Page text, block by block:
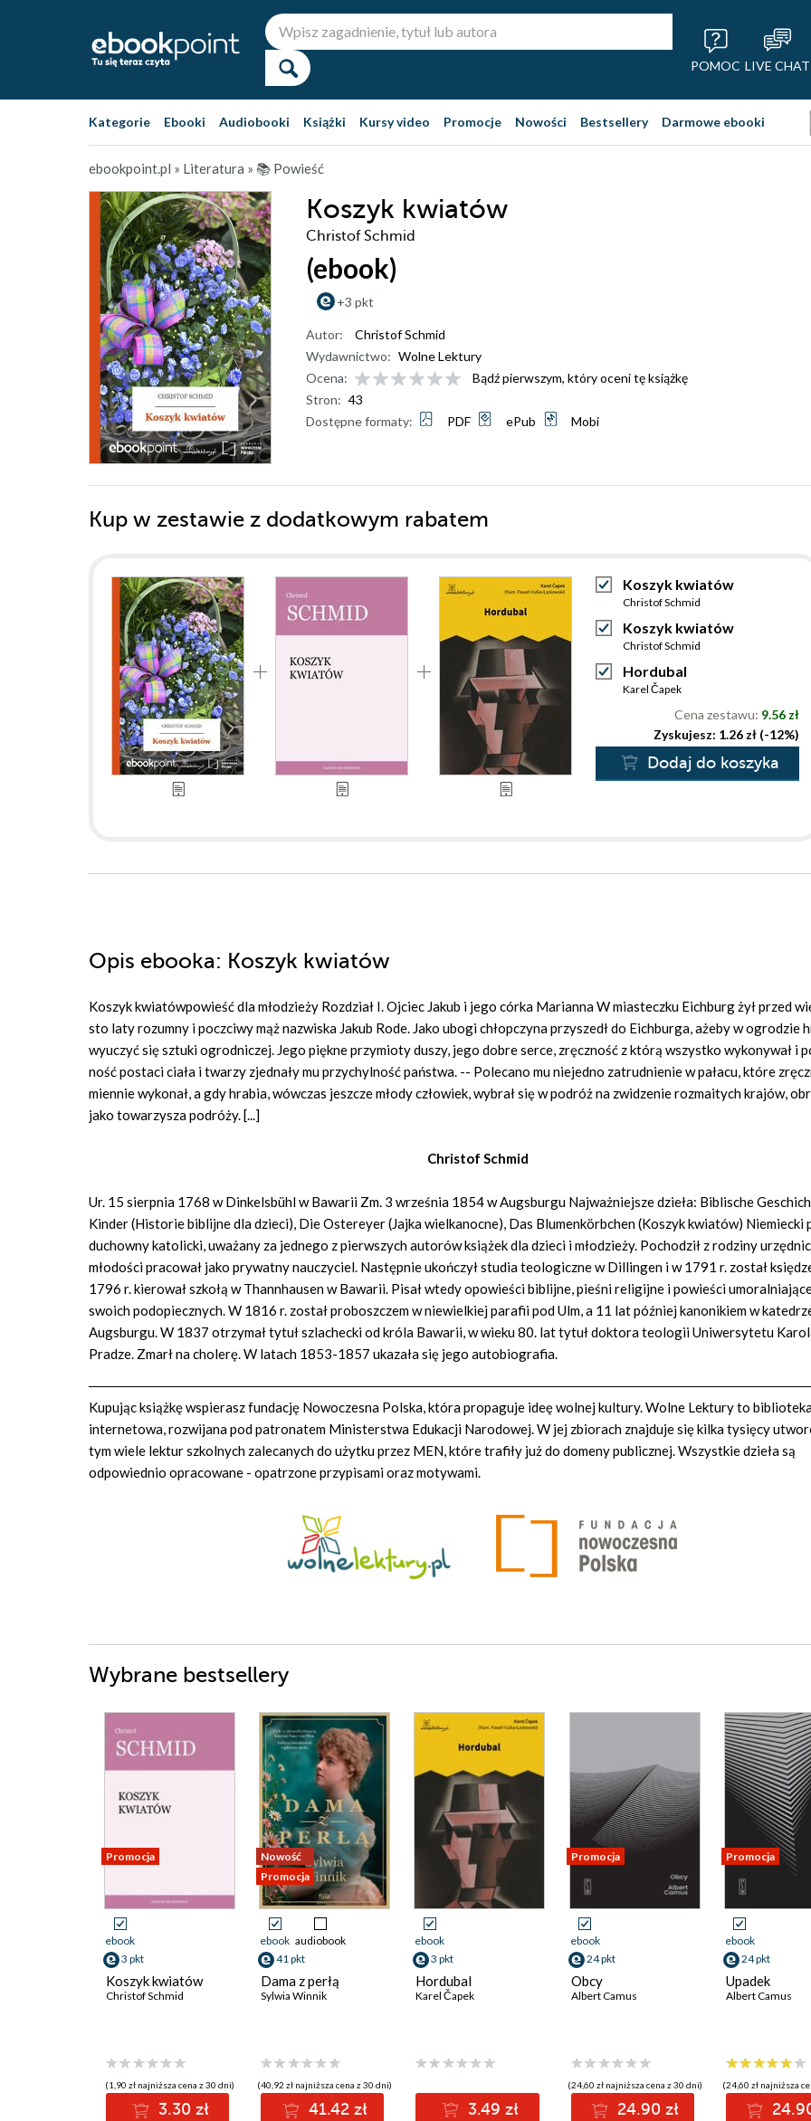
POMOC LIVE CHAT
Kategorie Ebooki Audiobooki Książki Kursy video Promocje Nowości Bestsellery Darmowe ebooki
ebookpoint.pl » Literatura » 📚 Powieść
Koszyk kwiatów
Christof Schmid
(ebook)
+3 pkt
Autor:
Christof Schmid
Wydawnictwo: Wolne Lektury
Ocena:
Bądź pierwszym, który oceni tę książkę
Stron: 43
Dostępne formaty:
PDF ePub Mobi
Kup w zestawie z dodatkowym rabatem
Koszyk kwiatów
Christof Schmid
Koszyk kwiatów
Christof Schmid
Hordubal
Karel Čapek
Cena zestawu: 9.56 zł
Zyskujesz: 1.26 zł (-12%)
Dodaj do koszyka
Opis ebooka: Koszyk kwiatów
Ko­szyk kwia­tówpo­wieść dla mło­dzie­ży Roz­dział I. Oj­ciec Ja­kub i je­go cór­ka Ma­rian­na W mia­stecz­ku Eich­burg żył przed
sto la­ty ro­zum­ny i po­czci­wy mąż na­zwi­ska Ja­kub Ro­de. Ja­ko ubo­gi chłop­czy­na przy­szedł do Eich­bur­ga, aże­by w ogro­dzie
wy­uczyć się sztu­ki ogrod­ni­czej. Je­go pięk­ne przy­mio­ty du­szy, je­go do­bre ser­ce, zręcz­ność z któ­rą wszyst­ko wy­ko­ny­wał i
ność po­sta­ci cia­ła i twa­rzy zjed­na­ły mu przy­chyl­ność pań­stwa. -- Po­le­ca­no mu nie­jed­no za­trud­nie­nie w pa­ła­cu, któ­re
mien­nie wy­ko­nał, a gdy hra­bia, wów­czas jesz­cze mło­dy czło­wiek, wy­brał się w po­dróż na zwi­dze­nie roz­ma­itych kra­jów,
ja­ko to­wa­rzy­sza po­dró­ży. [...]
Christof Schmid
Ur. 15 sierpnia 1768 w Dinkelsbühl w Bawarii Zm. 3 września 1854 w Augsburgu Najważniejsze dzieła: Biblische
Kinder (Historie biblijne dla dzieci), Die Ostereyer (Jajka wielkanocne), Das Blumenkörbchen (Koszyk kwiatów) Niemiecki
duchowny katolicki, uważany za jednego z pierwszych autorów książek dla dzieci i młodzieży. Pochodził z rodziny
młodości pracował jako prywatny nauczyciel. Następnie ukończył studia teologiczne w Dillingen i w 1791 r. został
1796 r. kierował szkołą w Thannhausen w Bawarii. Pisał wtedy opowieści biblijne, pieśni religijne i powieści
swoich podopiecznych. W 1816 r. został proboszczem w niewielkiej parafii pod Ulm, a 11 lat później kanonikiem w
Augsburgu. W 1837 otrzymał tytuł szlachecki od króla Bawarii, w wieku 80. lat tytuł doktora teologii Uniwersytetu
Pradze. Zmarł na cholerę. W latach 1853-1857 ukazała się jego autobiografia.
Kupując książkę wspierasz fundację Nowoczesna Polska, która propaguje ideę wolnej kultury. Wolne Lektury to
internetowa, rozwijana pod patronatem Ministerstwa Edukacji Narodowej. W jej zbiorach znajduje się kilka tysięcy
tym wiele lektur szkolnych zalecanych do użytku przez MEN, które trafiły już do domeny publicznej. Wszystkie dzieła są
odpowiednio opracowane - opatrzone przypisami oraz motywami.
Wybrane bestsellery
Promocja
ebook
3 pkt
Koszyk kwiatów
Christof Schmid
(1,90 zł najniższa cena z 30 dni)
3.30 zł
Nowość
Promocja
ebook audiobook
41 pkt
Dama z perłą
Sylwia Winnik
(40,92 zł najniższa cena z 30 dni)
41.42 zł
ebook
3 pkt
Hordubal
Karel Čapek
3.49 zł
Promocja
ebook
24 pkt
Obcy
Albert Camus
(24,60 zł najniższa cena z 30 dni)
24.90 zł
Promocja
ebook
24 pkt
Upadek
Albert Camus
(24,60 zł najniższa